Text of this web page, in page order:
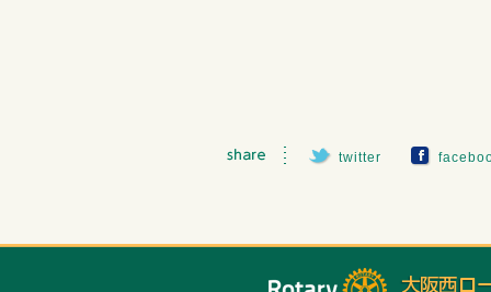
twitter